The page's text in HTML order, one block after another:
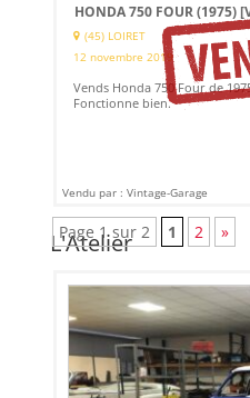
HONDA 750 FOUR (1975)
(45) LOIRET
12 novembre 2019
Vends Honda 750 Four de
Fonctionne bien.
Vendu par : Vintage-Garage
Page 1 sur 2 1 2 »
L'Atelier